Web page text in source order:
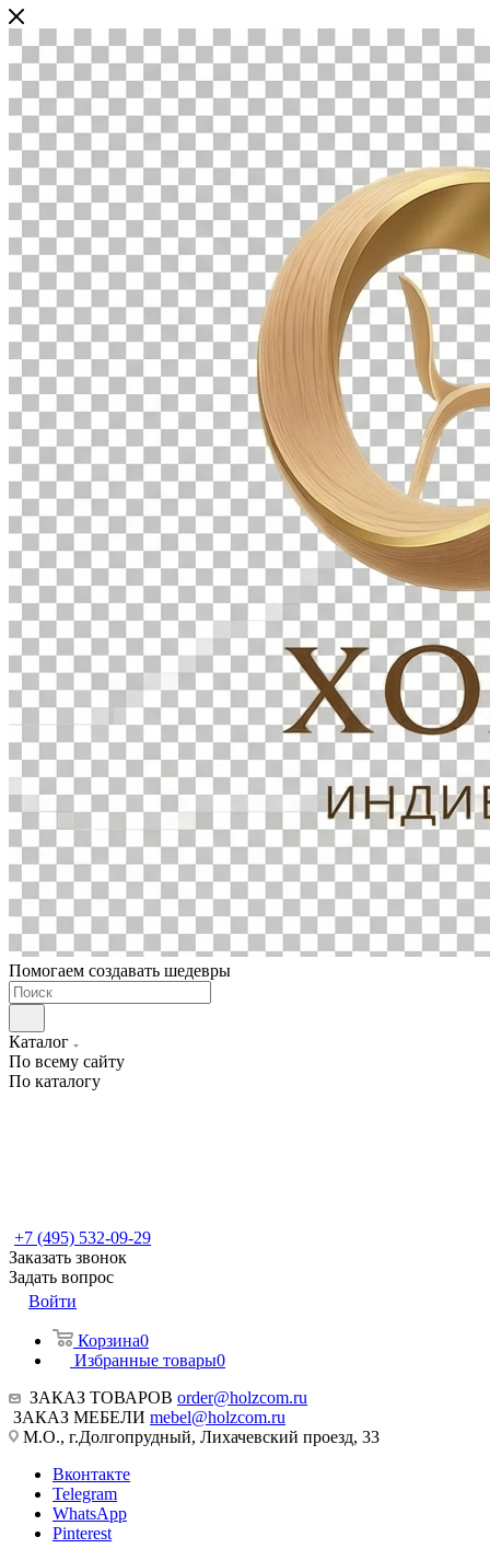
Помогаем создавать шедевры
Каталог
По всему сайту
По каталогу
+7 (495) 532-09-29
Заказать звонок
Задать вопрос
Войти
Корзина0
Избранные товары0
ЗАКАЗ ТОВАРОВ order@holzcom.ru
ЗАКАЗ МЕБЕЛИ mebel@holzcom.ru
М.О., г.Долгопрудный, Лихачевский проезд, 33
Вконтакте
Telegram
WhatsApp
Pinterest